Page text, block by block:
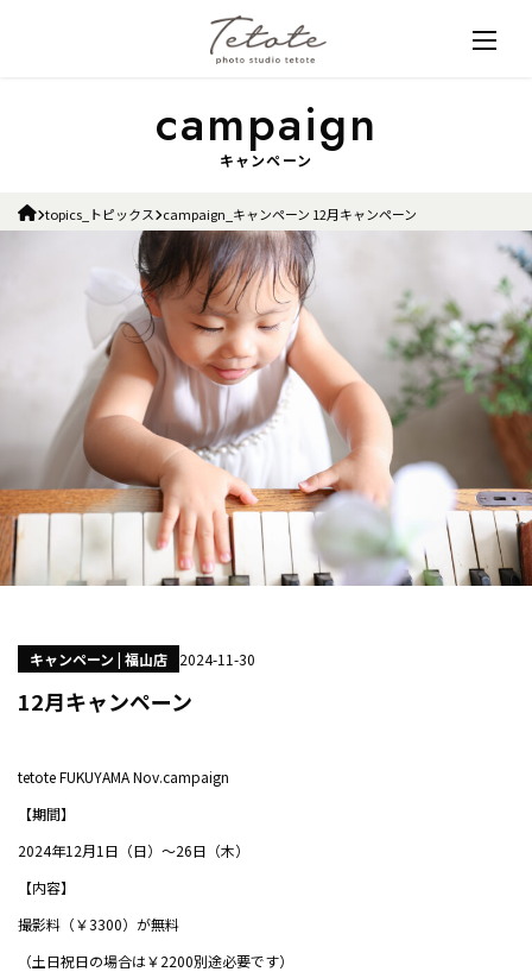
キャンペーン
topics_トピックス campaign_キャンペーン 12月キャンペーン
キャンペーン | 福山店 2024-11-30
12月キャンペーン
tetote FUKUYAMA Nov.campaign
【期間】
2024年12月1日（日）～26日（木）
【内容】
撮影料（￥3300）が無料
（土日祝日の場合は￥2200別途必要です）